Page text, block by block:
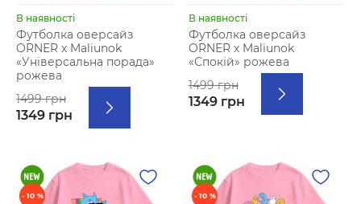
В наявності
Футболка оверсайз
ORNER х Maliunok
«Універсальна порада»
рожева
1499 грн
1349 грн
В наявності
Футболка оверсайз
ORNER х Maliunok
«Спокій» рожева
1499 грн
1349 грн
- 10 % - 10 %